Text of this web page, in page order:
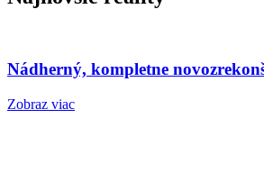
Nádherný, kompletne
Zobraz viac